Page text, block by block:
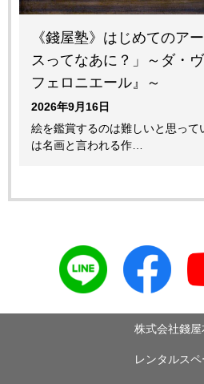
《錢屋塾》はじめてのア
スってなあに？」～ダ・
フェロニエール』～
2026年9月16日
絵を鑑賞するのは難しいと思っ
は名画と言われる作…
株式会社錢屋
レンタルスペ